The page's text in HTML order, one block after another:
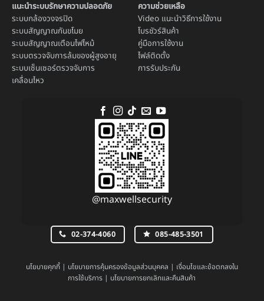
แนะนำระบบรักษาความปลอดภัย
ระบบกล้องวงจรปิด
ระบบสัญญาณกันขโมย
ระบบสัญญาณเตือนไฟไหม้
ระบบตรวจจับการล้มของผู้สูงอายุ
ระบบเซ็นเซอร์ตรวจจับการ
เคลื่อนไหว
ความช่วยเหลือ
Video แนะนำวิธีการใช้งาน
โบรชัวร์สินค้า
คู่มือการใช้งาน
ไฟล์ติดตั้ง
การรับประกัน
@maxwellsecurity
02-374-4060 085-485-3501
นโยบายคุกกี้| นโยบายการคุ้มครองข้อมูลส่วนบุคคล | เงื่อนไขและข้อตกลงใน
การใช้บริการ | นโยบายการยกเลิกและคืนสินค้า